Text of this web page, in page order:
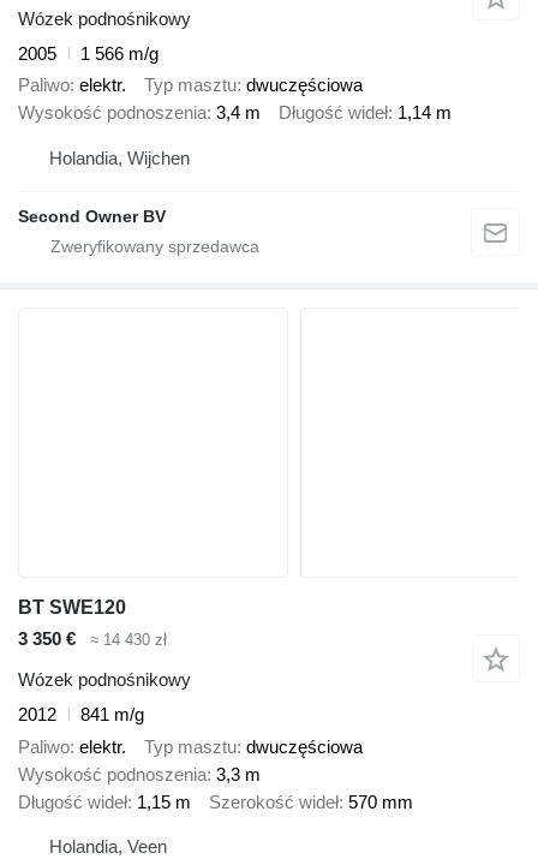
Wózek podnośnikowy
2005
1 566 m/g
Paliwo elektr. Typ masztu dwuczęściowa
Wysokość podnoszenia 3,4 m Długość wideł 1,14 m
Holandia, Wijchen
Second Owner BV
BT SWE120
3 350 €
≈ 14 430 zł
Wózek podnośnikowy
2012
841 m/g
Paliwo elektr. Typ masztu dwuczęściowa
Wysokość podnoszenia 3,3 m
Długość wideł 1,15 m Szerokość wideł 570 mm
Holandia, Veen